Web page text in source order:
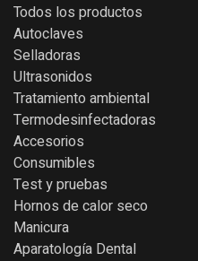
Todos los productos
Autoclaves
Selladoras
Ultrasonidos
Tratamiento ambiental
Termodesinfectadoras
Accesorios
Consumibles
Test y pruebas
Hornos de calor seco
Manicura
Aparatología Dental